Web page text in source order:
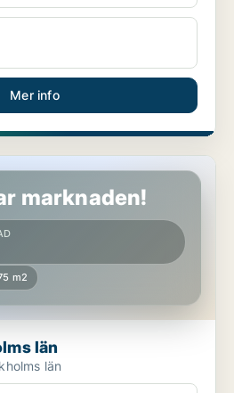
Mer info
marknaden!
m2
län
län